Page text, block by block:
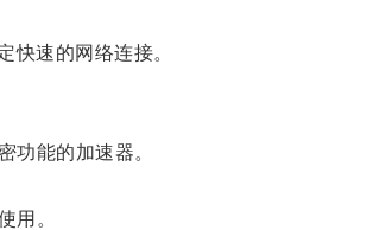
速的网络连接。
能的加速器。
用。